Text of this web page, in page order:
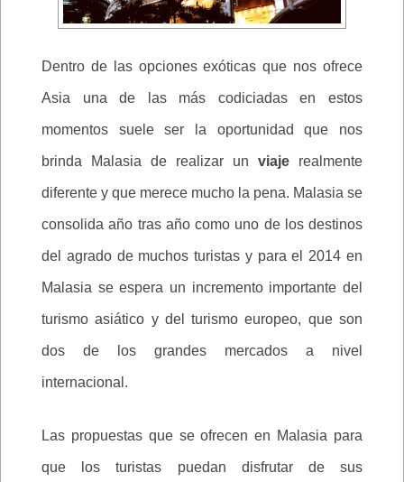
Dentro de las opciones exóticas que nos ofrece
Asia una de las más codiciadas en estos
momentos suele ser la oportunidad que nos
brinda Malasia de realizar un viaje realmente
diferente y que merece mucho la pena. Malasia se
consolida año tras año como uno de los destinos
del agrado de muchos turistas y para el 2014 en
Malasia se espera un incremento importante del
turismo asiático y del turismo europeo, que son
dos de los grandes mercados a nivel
internacional.
Las propuestas que se ofrecen en Malasia para
que los turistas puedan disfrutar de sus